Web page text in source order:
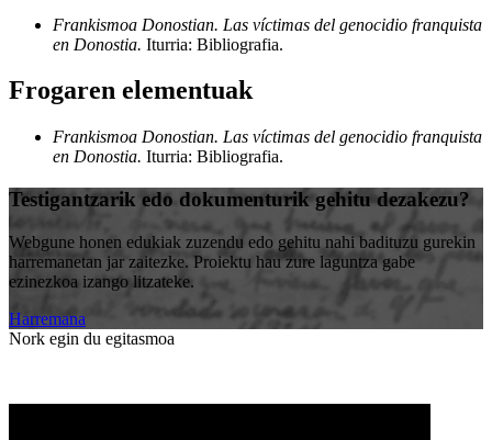
Frankismoa Donostian. Las víctimas del genocidio franquista
en Donostia. Iturria: Bibliografia.
Frogaren elementuak
Frankismoa Donostian. Las víctimas del genocidio franquista
en Donostia. Iturria: Bibliografia.
Testigantzarik edo dokumenturik gehitu dezakezu?
Webgune honen edukiak zuzendu edo gehitu nahi badituzu gurekin
harremanetan jar zaitezke. Proiektu hau zure laguntza gabe
ezinezkoa izango litzateke.
Harremana
Nork egin du egitasmoa